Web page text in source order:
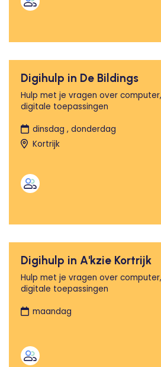
Digihulp in De Bildings
Hulp met je vragen over
digitale toepassingen
dinsdag , donderdag
Kortrijk
Digihulp in A'kzie Kortrijk
Hulp met je vragen over
digitale toepassingen
maandag